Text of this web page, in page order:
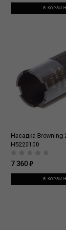
В
Насадка Browning
Н5220100
7 360 ₽
В